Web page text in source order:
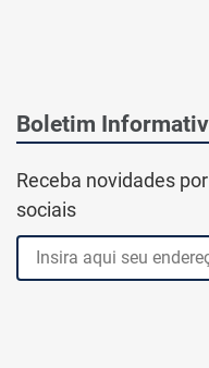
Boletim
Receba novidades
sociais